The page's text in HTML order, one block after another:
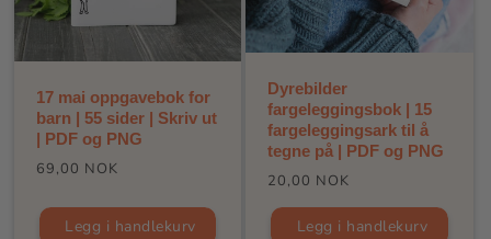
17 mai oppgavebok for
barn | 55 sider | Skriv ut
| PDF og PNG
Vanlig
69,00 NOK
Legg i handlekurv
Dyrebilder
fargeleggingsbok | 15
fargeleggingsark til å
tegne på | PDF og PNG
Vanlig
pris
20,00 NOK
Legg i handlekurv